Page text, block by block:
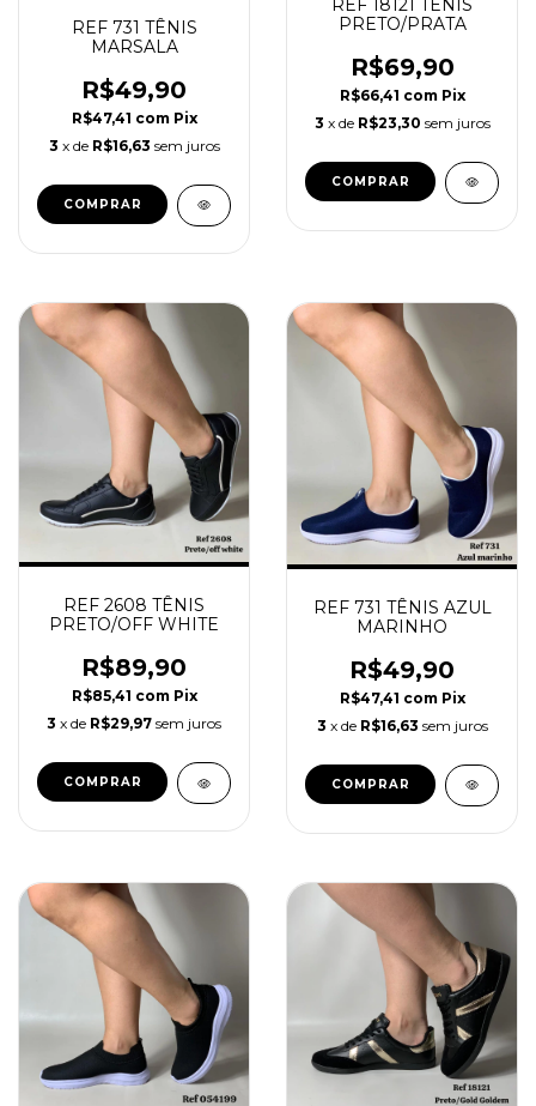
REF 731 TÊNIS
MARSALA
R$49,90
R$47,41 com Pix
3 x de R$16,63 sem juros
COMPRAR
REF 18121 TÊNIS
PRETO/PRATA
R$69,90
R$66,41 com Pix
3 x de R$23,30 sem juros
COMPRAR
REF 2608 TÊNIS
PRETO/OFF WHITE
R$89,90
R$85,41 com Pix
3 x de R$29,97 sem juros
COMPRAR
REF 731 TÊNIS AZUL
MARINHO
R$49,90
R$47,41 com Pix
3 x de R$16,63 sem juros
COMPRAR